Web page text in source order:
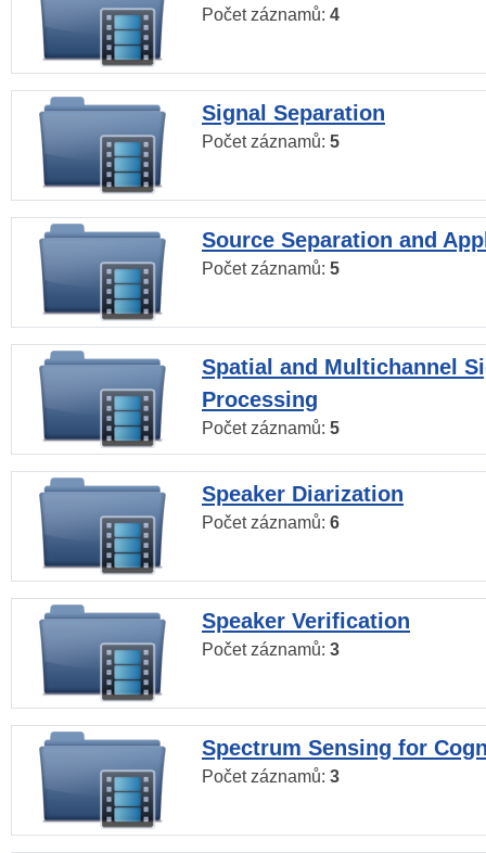
Počet záznamů: 4
Signal Separation
Počet záznamů: 5
Source Separation and
Počet záznamů: 5
Spatial and Multichannel
Processing
Počet záznamů: 5
Speaker Diarization
Počet záznamů: 6
Speaker Verification
Počet záznamů: 3
Spectrum Sensing for
Počet záznamů: 3